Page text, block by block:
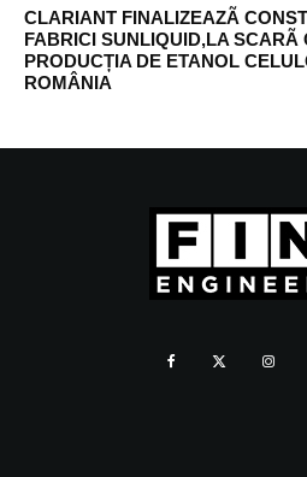
CLARIANT FINALIZEAZÃ
FABRICI SUNLIQUID,LA SCARÃ
PRODUCȚIA DE ETANOL
ROMÂNIA